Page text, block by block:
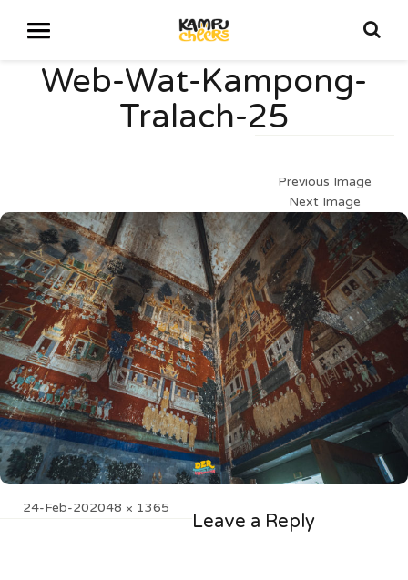
Web-Wat-Kampong-
Tralach-25
Previous Image
Next Image
Posted
24-Feb-20Full
2048 × 1365
Leave a Reply